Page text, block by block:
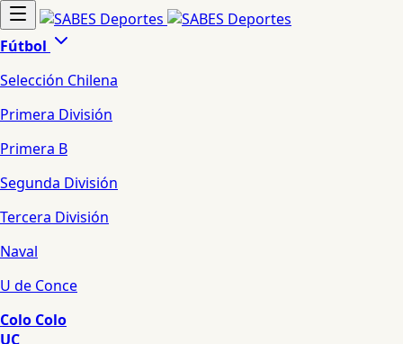
Fútbol
Selección Chilena
Primera División
Primera B
Segunda División
Tercera División
Naval
U de Conce
Colo Colo
UC